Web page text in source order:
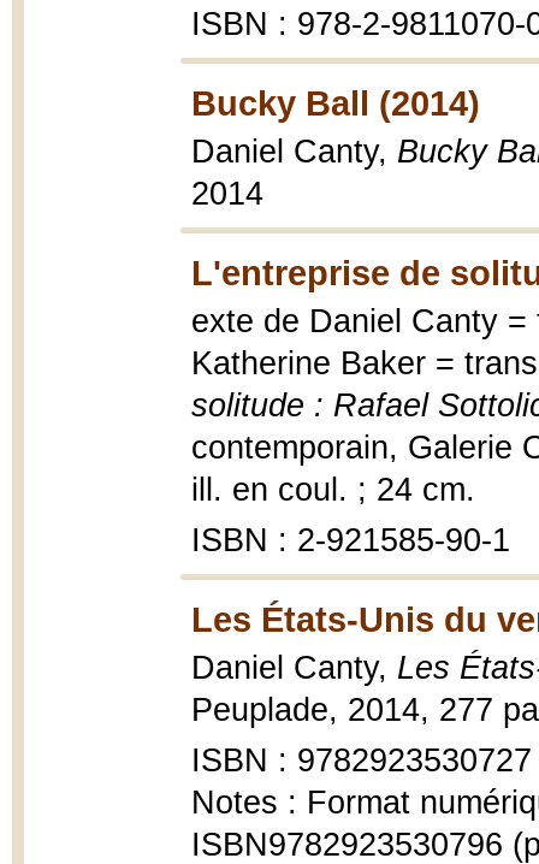
ISBN : 978-2-9811070-
Bucky Ball (2014)
Daniel Canty, Bucky
2014
L'entreprise de
exte de Daniel Canty
Katherine Baker =
solitude : Rafael
contemporain, Galerie
ill. en coul. ; 24 cm.
ISBN : 2-921585-90-1
Les États-Unis du
Daniel Canty, Les
Peuplade, 2014, 277
ISBN : 9782923530727
Notes : Format
ISBN9782923530796